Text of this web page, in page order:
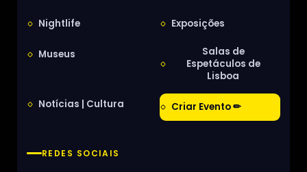
Nightlife Exposições
Museus
Salas de
Espetáculos de
Lisboa
Notícias | Cultura Criar Evento ✏
REDES SOCIAIS